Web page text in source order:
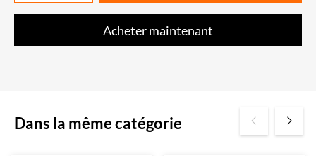
Acheter maintenant
Dans la même catégorie